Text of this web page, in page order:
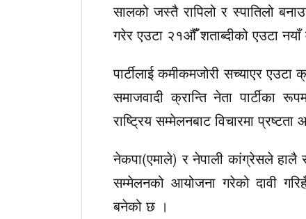
सालको जस्तै रापिलो र स्पातिलो
गरेर एउटा २१औँँ शताब्दीको एउटा
पार्टीलाई कमीकमजोरी सच्याएर एउटा
समाजवादी क्रान्ति नेता पार्टीका
राष्ट्रिय सम्मेलनबाट विचारमा
नेकपा(एमाले) र नेपाली कांग्रेसले हालै
सम्मेलनको आयोजना गरेको दावी
बनेको छ ।